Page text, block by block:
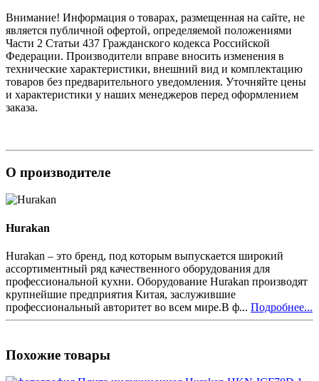
Внимание! Информация о товарах, размещенная на сайте, не
является публичной офертой, определяемой положениями
Части 2 Статьи 437 Гражданского кодекса Российской
Федерации. Производители вправе вносить изменения в
технические характеристики, внешний вид и комплектацию
товаров без предварительного уведомления. Уточняйте цены
и характеристики у наших менеджеров перед оформлением
заказа.
О производителе
Hurakan
Hurakan – это бренд, под которым выпускается широкий
ассортиментный ряд качественного оборудования для
профессиональной кухни. Оборудование Hurakan производят
крупнейшие предприятия Китая, заслужившие
профессиональный авторитет во всем мире.В ф... Подробнее...
Похожие товары